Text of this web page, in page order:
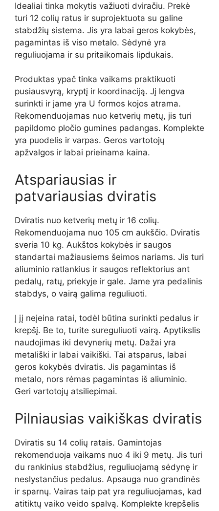
Idealiai tinka mokytis važiuoti dviračiu. Prekė
turi 12 colių ratus ir suprojektuota su galine
stabdžių sistema. Jis yra labai geros kokybės,
pagamintas iš viso metalo. Sėdynė yra
reguliuojama ir su pritaikomais lipdukais.
Produktas ypač tinka vaikams praktikuoti
pusiausvyrą, kryptį ir koordinaciją. Jį lengva
surinkti ir jame yra U formos kojos atrama.
Rekomenduojamas nuo ketverių metų, jis turi
papildomo pločio gumines padangas. Komplekte
yra puodelis ir varpas. Geros vartotojų
apžvalgos ir labai prieinama kaina.
Atspariausias ir
patvariausias dviratis
Dviratis nuo ketverių metų ir 16 colių.
Rekomenduojama nuo 105 cm aukščio. Dviratis
sveria 10 kg. Aukštos kokybės ir saugos
standartai mažiausiems šeimos nariams. Jis turi
aliuminio ratlankius ir saugos reflektorius ant
pedalų, ratų, priekyje ir gale. Jame yra pedalinis
stabdys, o vairą galima reguliuoti.
Į jį neįeina ratai, todėl būtina surinkti pedalus ir
krepšį. Be to, turite sureguliuoti vairą. Apytikslis
naudojimas iki devynerių metų. Dažai yra
metališki ir labai vaikiški. Tai atsparus, labai
geros kokybės dviratis. Jis pagamintas iš
metalo, nors rėmas pagamintas iš aliuminio.
Geri vartotojų atsiliepimai.
Pilniausias vaikiškas dviratis
Dviratis su 14 colių ratais. Gamintojas
rekomenduoja vaikams nuo 4 iki 9 metų. Jis turi
du rankinius stabdžius, reguliuojamą sėdynę ir
neslystančius pedalus. Apsauga nuo grandinės
ir sparnų. Vairas taip pat yra reguliuojamas, kad
atitiktų vaiko veido spalvą. Komplekte krepšelis